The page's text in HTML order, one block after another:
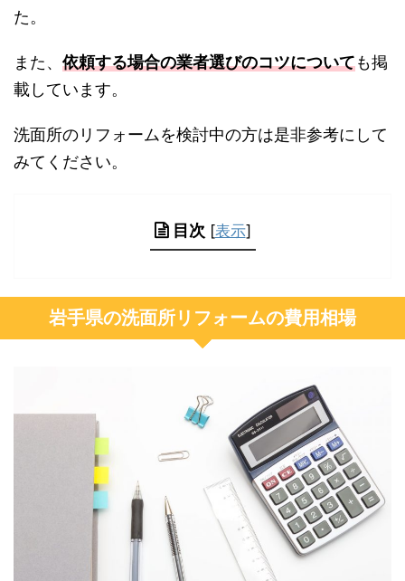
た。
また、 依頼する場合の業者選びのコツについても掲
載しています。
洗面所のリフォームを検討中の方は是非参考にして
みてください。
目次 [表示]
岩手県の洗面所リフォームの費用相場